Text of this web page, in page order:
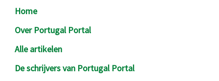
Footer
Home
Over Portugal Portal
Alle artikelen
De schrijvers van Portugal Portal